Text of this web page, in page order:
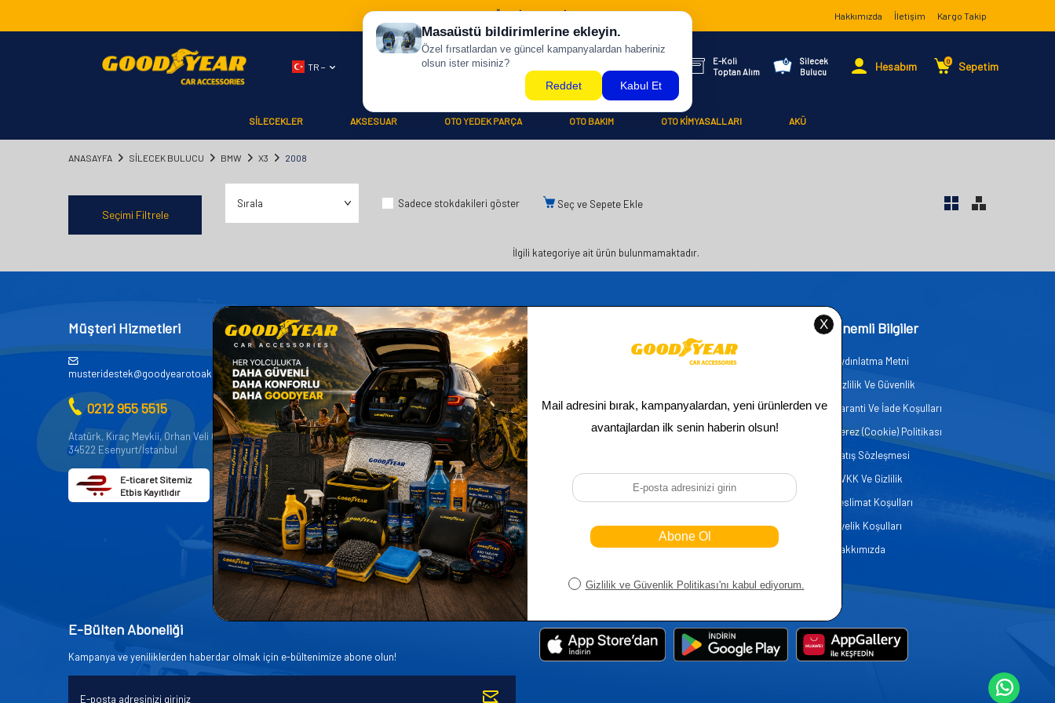
500 TL ÜZERİ KARGO BİZDEN ! Hakkımızda İletişim Kargo Takip
TR −
E-Koli
Toptan Alım
Silecek
Bulucu
Hesabım 0 Sepetim
SİLECEKLER AKSESUAR OTO YEDEK PARÇA OTO BAKIM OTO KİMYASALLARI AKÜ
ANASAYFA SILECEK BULUCU BMW X3 2008
Seçimi Filtrele
Sadece stokdakileri göster Seç ve Sepete Ekle
İlgili kategoriye ait ürün bulunmamaktadır.
Müşteri Hizmetleri
musteridestek@goodyearotoaksesuar.com.tr
0212 955 5515
Atatürk, Kıraç Mevkii, Orhan Veli Cd. D:No:19,
34522 Esenyurt/İstanbul
E-ticaret Sitemiz
Etbis Kayıtlıdır
Kategoriler
AKÜ
OTO KİMYASALLARI
OTO YEDEK PARÇA
AKSESUAR
OTO BAKIM
Üye
Sepetim
Bayi Kayıt
Bayi Girişi
Yeni Üye Kayıt
Üye Girişi
Ana Sayfa
Yeni Ürünler
Önemli Bilgiler
Aydınlatma Metni
Gizlilik Ve Güvenlik
Garanti Ve İade Koşulları
Çerez (Cookie) Politikası
Satış Sözleşmesi
KVKK Ve Gizlilik
Teslimat Koşulları
Üyelik Koşulları
Hakkımızda
E-Bülten Aboneliği
Kampanya ve yeniliklerden haberdar olmak için e-bültenimize abone olun!